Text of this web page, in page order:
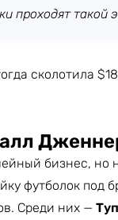
проходят такой
сколотила
бизнес, но
футболок под
Среди них —